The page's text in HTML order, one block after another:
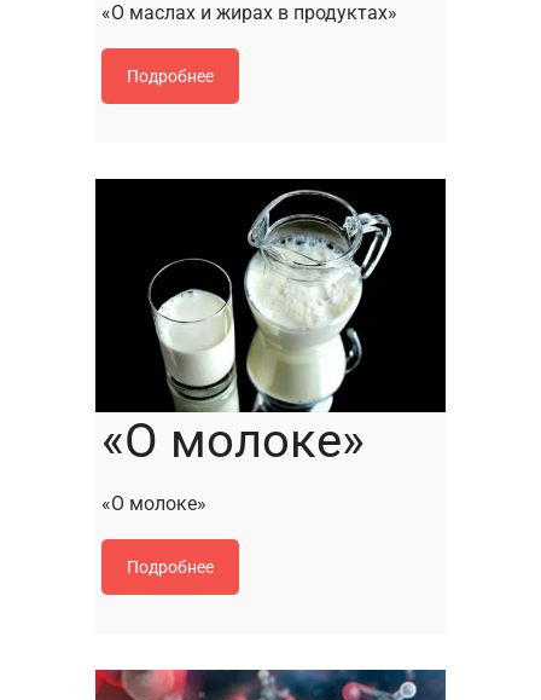
«О маслах и жирах в продуктах»
Подробнее
«О молоке»
«О молоке»
Подробнее